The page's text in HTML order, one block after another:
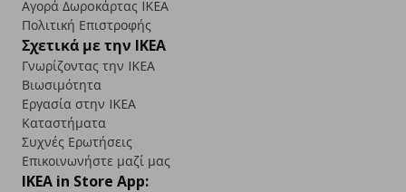
Αγορά Δωρoκάρτας IKEA
Πολιτική Επιστροφής
Σχετικά με την IKEA
Γνωρίζοντας την IKEA
Βιωσιμότητα
Εργασία στην IKEA
Καταστήματα
Συχνές Ερωτήσεις
Επικοινωνήστε μαζί μας
IKEA in Store App: